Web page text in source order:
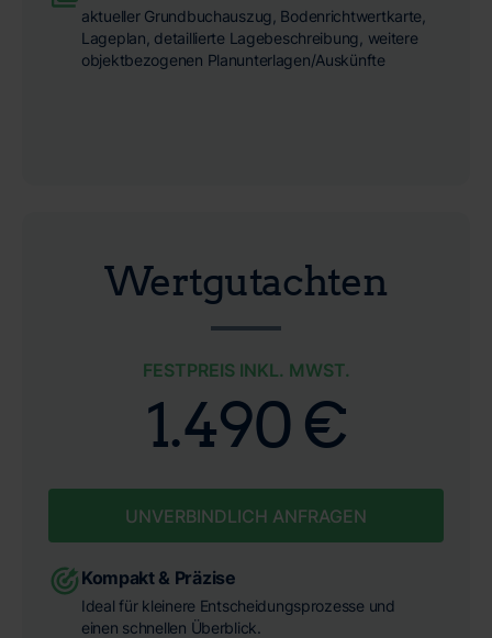
Wertgutachten
FESTPREIS INKL. MWST.
1.490 €
UNVERBINDLICH ANFRAGEN
Kompakt & Präzise
Ideal für kleinere Entscheidungsprozesse und
einen schnellen Überblick.
aktueller Grundbuchauszug, Bodenrichtwertkarte,
Lageplan, detaillierte Lagebeschreibung, weitere
objektbezogenen Planunterlagen/Auskünfte